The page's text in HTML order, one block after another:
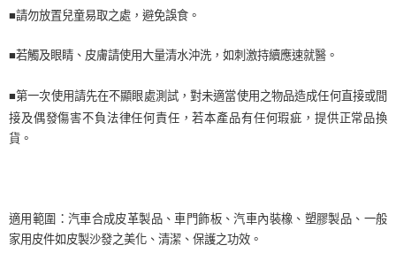
３．未成年的使用者請事先徵得法定代理人或監護人之同意方可使用
「AFTEE先享後付」，若未經同意申辦者引起之損失，本公司不負相關責
４．使用「AFTEE先享後付」時，將依據個別帳號之用戶狀況，依本公司即
請求用戶進行身份認證。
５．嚴禁一人註冊多個帳號或使用他人資訊註冊。若發現惡意使用之情形，
恩沛科技股份有限公司將有權停止該用戶之使用額度並採取法律行動。
宅配寄送，滿490免運費(運費$70)
■請勿放置兒童易取之處，避免誤食。
■若觸及眼睛、皮膚請使用大量清水沖洗，如刺激持續應速就醫。
■第一次使用請先在不顯眼處測試，對未適當使用之物品造成任何直接或間
接及偶發傷害不負法律任何責任，若本產品有任何瑕疵，提供正常品換
貨。
適用範圍：汽車合成皮革製品、車門飾板、汽車內裝橡、塑膠製品、一般
家用皮件如皮製沙發之美化、清潔、保護之功效。